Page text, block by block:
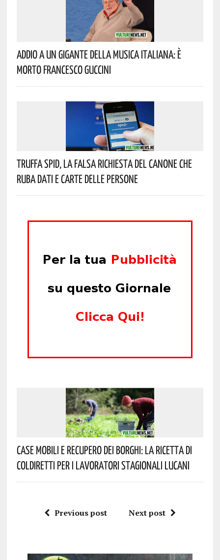
Addio A Un Gigante Della Musica Italiana: È
Morto Francesco Guccini
Truffa Spid, La Falsa Richiesta Del Canone Che
Ruba Dati E Carte Delle Persone
Case Mobili E Recupero Dei Borghi: La Ricetta Di
Coldiretti Per I Lavoratori Stagionali Lucani
Previous post Next post